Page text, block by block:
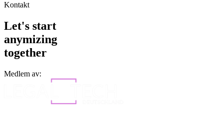
Kontakt
Let's start
anymizing
together
Medlem av: